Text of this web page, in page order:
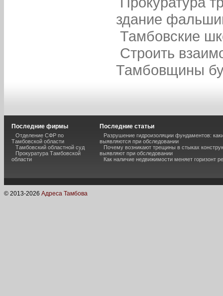
здание
Тамбовские
Строить
Тамбовщины
Последние фирмы
Отделение СФР по
Тамбовской области
Тамбовский областной суд
Прокуратура Тамбовской
области
Последние статьи
Разрушение гидроизоляции фундаментов:
выявляются при обследовании
Почему возникают трещины в стыках
выявляют при обследовании
Как наличие недвижимости меняет горизонт
© 2013-2026 Адреса Тамбова